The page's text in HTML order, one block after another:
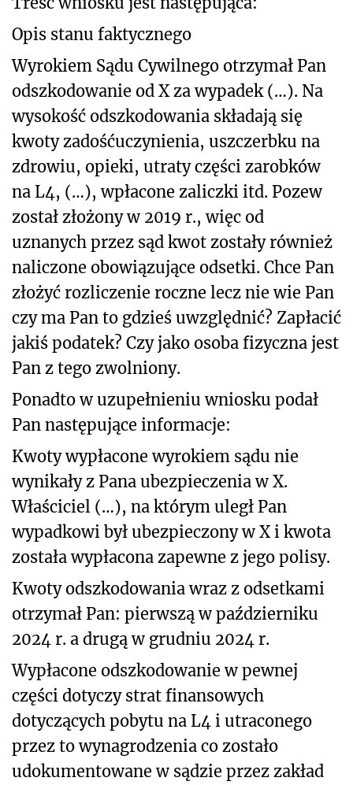
Opis stanu faktycznego
Wyrokiem Sądu Cywilnego otrzymał Pan
odszkodowanie od X za wypadek (…). Na
wysokość odszkodowania składają się
kwoty zadośćuczynienia, uszczerbku na
zdrowiu, opieki, utraty części zarobków
na L4, (…), wpłacone zaliczki itd. Pozew
został złożony w 2019 r., więc od
uznanych przez sąd kwot zostały również
naliczone obowiązujące odsetki. Chce Pan
złożyć rozliczenie roczne lecz nie wie Pan
czy ma Pan to gdzieś uwzględnić? Zapłacić
jakiś podatek? Czy jako osoba fizyczna jest
Pan z tego zwolniony.
Ponadto w uzupełnieniu wniosku podał
Pan następujące informacje:
Kwoty wypłacone wyrokiem sądu nie
wynikały z Pana ubezpieczenia w X.
Właściciel (…), na którym uległ Pan
wypadkowi był ubezpieczony w X i kwota
została wypłacona zapewne z jego polisy.
Kwoty odszkodowania wraz z odsetkami
otrzymał Pan: pierwszą w październiku
2024 r. a drugą w grudniu 2024 r.
Wypłacone odszkodowanie w pewnej
części dotyczy strat finansowych
dotyczących pobytu na L4 i utraconego
przez to wynagrodzenia co zostało
udokumentowane w sądzie przez zakład